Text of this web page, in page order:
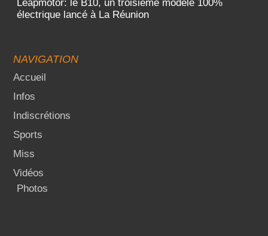
Leapmotor: le B10, un troisième modèle 100%
électrique lancé à La Réunion
NAVIGATION
Accueil
Infos
Indiscrétions
Sports
Miss
Vidéos
Photos